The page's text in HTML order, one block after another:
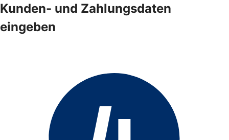
Kunden- und Zahlungsdaten
eingeben